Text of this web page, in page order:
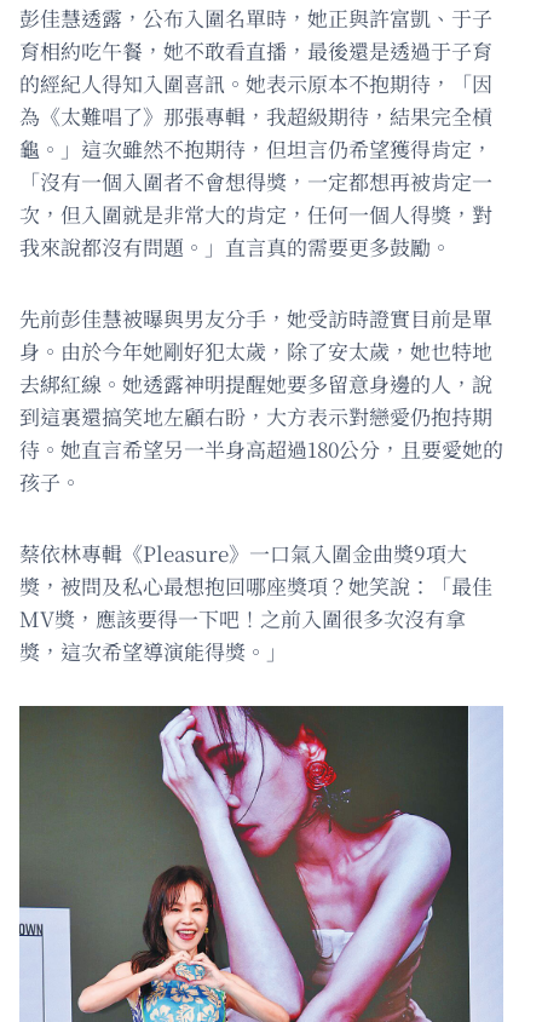
彭佳慧透露，公布入圍名單時，她正與許富凱、于子
育相約吃午餐，她不敢看直播，最後還是透過于子育
的經紀人得知入圍喜訊。她表示原本不抱期待，「因
為《太難唱了》那張專輯，我超級期待，結果完全槓
龜。」這次雖然不抱期待，但坦言仍希望獲得肯定，
「沒有一個入圍者不會想得獎，一定都想再被肯定一
次，但入圍就是非常大的肯定，任何一個人得獎，對
我來說都沒有問題。」直言真的需要更多鼓勵。
先前彭佳慧被曝與男友分手，她受訪時證實目前是單
身。由於今年她剛好犯太歲，除了安太歲，她也特地
去綁紅線。她透露神明提醒她要多留意身邊的人，說
到這裏還搞笑地左顧右盼，大方表示對戀愛仍抱持期
待。她直言希望另一半身高超過180公分，且要愛她的
孩子。
蔡依林專輯《Pleasure》一口氣入圍金曲獎9項大
獎，被問及私心最想抱回哪座獎項？她笑說：「最佳
MV獎，應該要得一下吧！之前入圍很多次沒有拿
獎，這次希望導演能得獎。」